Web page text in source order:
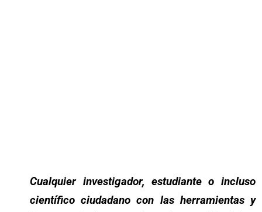
Cualquier investigador, estudiante o incluso
científico ciudadano con las herramientas y